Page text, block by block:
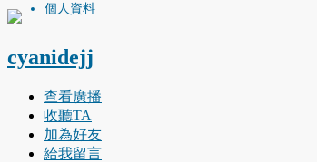
個人資料
cyanidejj
查看廣播
收聽TA
加為好友
給我留言